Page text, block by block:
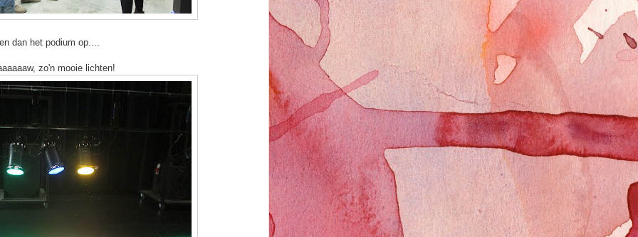
dan het podium op....
zo'n mooie lichten!